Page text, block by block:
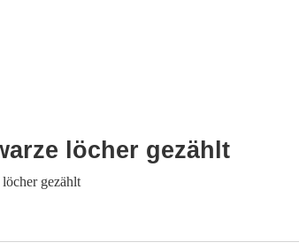
löcher gezählt
gezählt